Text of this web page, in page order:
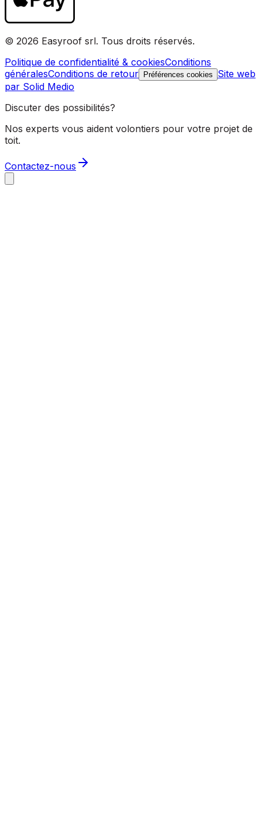
© 2026 Easyroof srl. Tous droits réservés.
Politique de confidentialité & cookiesConditions
généralesConditions de retour Préférences cookies
Site web
par Solid Medio
Discuter des possibilités?
Nos experts vous aident volontiers pour votre projet de
toit.
Contactez-nous